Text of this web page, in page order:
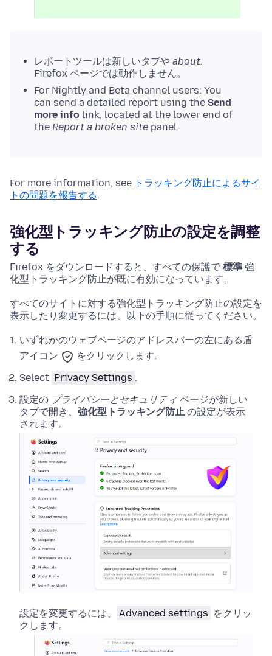
レポートツールは新しいタブや about:
Firefox ページでは動作しません。
For Nightly and Beta channel users: You
can send a detailed report using the Send
more info link, located at the lower end of
the Report a broken site panel.
For more information, see トラッキング防止によるサイ
トの問題を報告する.
強化型トラッキング防止の設定を調整
する
Firefox をダウンロードすると、すべての保護で 標準 強
化型トラッキング防止が既に有効になっています。
すべてのサイトに対する強化型トラッキング防止の設定を
表示したり変更するには、以下の手順に従ってください。
いずれかのウェブページのアドレスバーの左にある盾
アイコン
をクリックします。
Select Privacy Settings .
設定の プライバシーとセキュリティ ページが新しい
タブで開き、 強化型トラッキング防止 の設定が表示
されます。
設定を変更するには、 Advanced settings をクリッ
クします。